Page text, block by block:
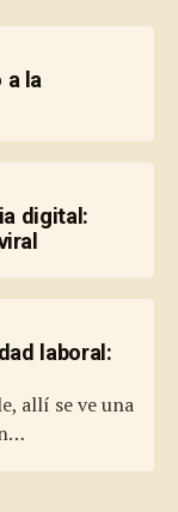
a la
digital:
laboral:
allí se ve una